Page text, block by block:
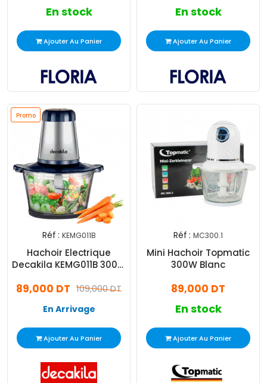
En stock
Ajouter Au Panier
En stock
Ajouter Au Panier
Promo
Réf : KEMG011B
Hachoir Electrique
Decakila KEMG011B 300W
109,000 DT
89,000 DT
En Arrivage
Ajouter Au Panier
Réf : MC300.1
Mini Hachoir Topmatic
300W Blanc
89,000 DT
En stock
Ajouter Au Panier